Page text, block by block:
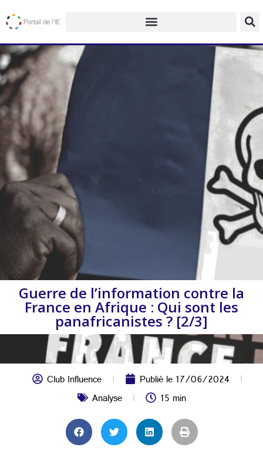
Guerre de l’information contre la
France en Afrique : Qui sont les
panafricanistes ? [2/3]
Club Influence Publié le17/06/2024
Analyse
15 min